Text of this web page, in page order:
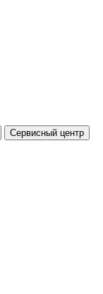
Сервисный центр